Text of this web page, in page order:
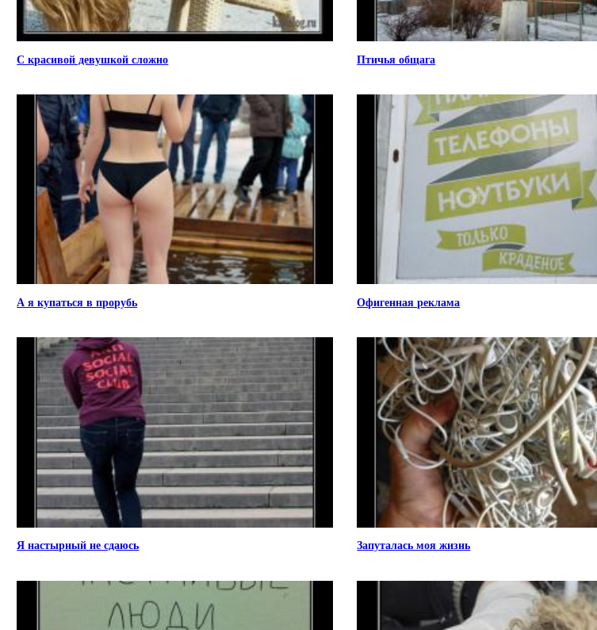
С красивой девушкой сложно Птичья общага
А я купаться в прорубь Офигенная реклама
Я настырный не сдаюсь Запуталась моя жизнь